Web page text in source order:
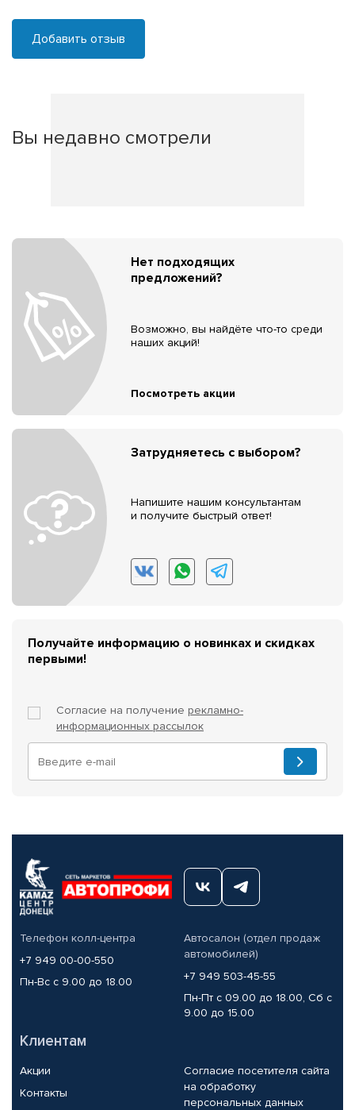
Добавить отзыв
Вы недавно смотрели
Нет подходящих
предложений?
Возможно, вы найдёте что-то среди
наших акций!
Посмотреть акции
Затрудняетесь с выбором?
Напишите нашим консультантам
и получите быстрый ответ!
Получайте информацию о новинках и скидках
первыми!
Согласие на получение рекламно-
информационных рассылок
Телефон колл-центра
+7 949 00-00-550
Пн-Вс с 9.00 до 18.00
Автосалон (отдел продаж
автомобилей)
+7 949 503-45-55
Пн-Пт с 09.00 до 18.00, Сб с
9.00 до 15.00
Клиентам
Акции
Контакты
Согласие посетителя сайта
на обработку
персональных данных